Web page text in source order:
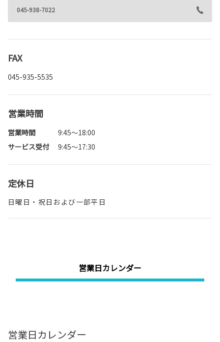
045-938-7022
FAX
045-935-5535
営業時間
営業時間
9:45～18:00
サービス受付
9:45～17:30
定休日
日曜日・祝日および一部平日
営業日カレンダー
営業日カレンダー